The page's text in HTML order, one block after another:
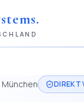
.
München DIREKT